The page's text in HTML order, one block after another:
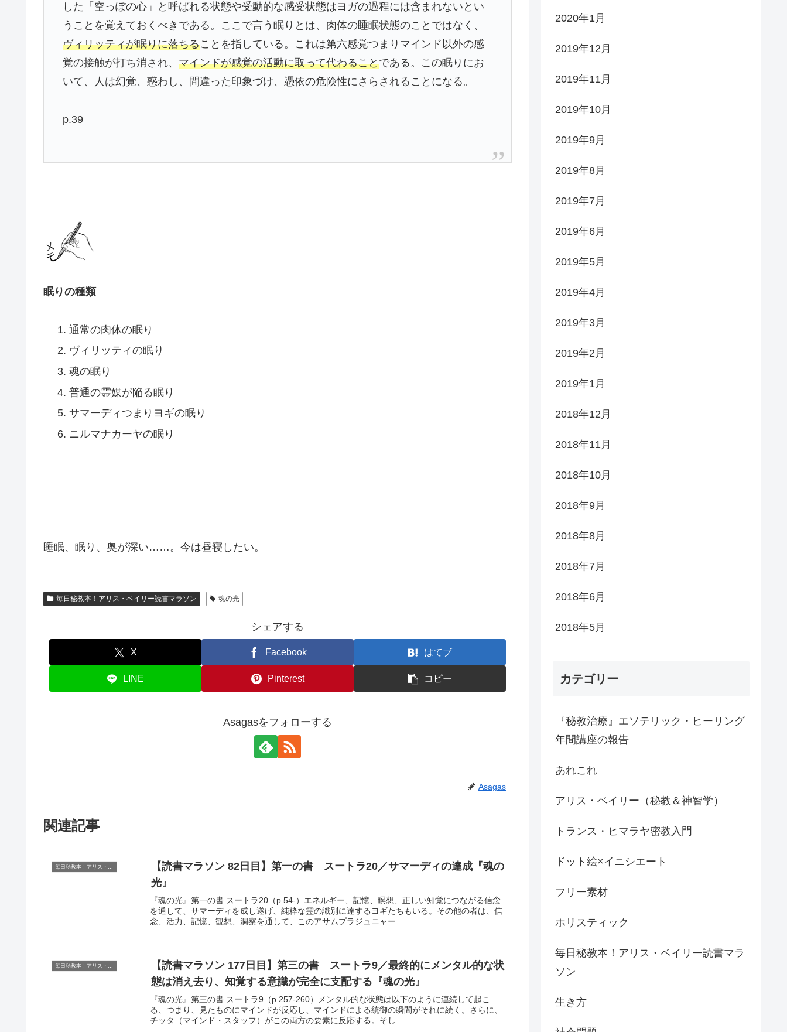
した「空っぽの心」と呼ばれる状態や受動的な感受状態はヨガの過程には含まれないとい
うことを覚えておくべきである。ここで言う眠りとは、肉体の睡眠状態のことではなく、
ヴィリッティが眠りに落ちることを指している。これは第六感覚つまりマインド以外の感
覚の接触が打ち消され、マインドが感覚の活動に取って代わることである。この眠りにお
いて、人は幻覚、惑わし、間違った印象づけ、憑依の危険性にさらされることになる。
p.39
眠りの種類
通常の肉体の眠り
ヴィリッティの眠り
魂の眠り
普通の霊媒が陥る眠り
サマーディつまりヨギの眠り
ニルマナカーヤの眠り
睡眠、眠り、奥が深い……。今は昼寝したい。
毎日秘教本！アリス・ベイリー読書マラソン 魂の光
シェアする
X Facebook はてブ
LINE Pinterest コピー
Asagasをフォローする
Asagas
関連記事
毎日秘教本！アリス・ベイリー読書マラソン
【読書マラソン 82日目】第一の書 スートラ20／サマーディの達成『魂の
光』
『魂の光』第一の書 スートラ20（p.54-）エネルギー、記憶、瞑想、正しい知覚につながる信念
を通して、サマーディを成し遂げ、純粋な霊の識別に達するヨギたちもいる。その他の者は、信
念、活力、記憶、観想、洞察を通して、このアサムプラジュニャー...
【読書マラソン 177日目】第三の書 スートラ9／最終的にメンタル的な状
態は消え去り、知覚する意識が完全に支配する『魂の光』
『魂の光』第三の書 スートラ9（p.257-260）メンタル的な状態は以下のように連続して起こ
る、つまり、見たものにマインドが反応し、マインドによる統御の瞬間がそれに続く。さらに、
チッタ（マインド・スタッフ）がこの両方の要素に反応する。そし...
2020年1月
2019年12月
2019年11月
2019年10月
2019年9月
2019年8月
2019年7月
2019年6月
2019年5月
2019年4月
2019年3月
2019年2月
2019年1月
2018年12月
2018年11月
2018年10月
2018年9月
2018年8月
2018年7月
2018年6月
2018年5月
カテゴリー
『秘教治療』エソテリック・ヒーリング
年間講座の報告
あれこれ
アリス・ベイリー（秘教＆神智学）
トランス・ヒマラヤ密教入門
ドット絵×イニシエート
フリー素材
ホリスティック
毎日秘教本！アリス・ベイリー読書マラ
ソン
生き方